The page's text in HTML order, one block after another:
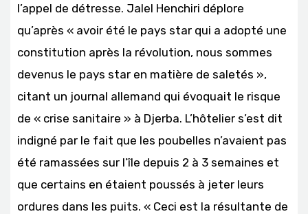
l’appel de détresse. Jalel Henchiri déplore
qu’après « avoir été le pays star qui a adopté une
constitution après la révolution, nous sommes
devenus le pays star en matière de saletés »,
citant un journal allemand qui évoquait le risque
de « crise sanitaire » à Djerba. L’hôtelier s’est dit
indigné par le fait que les poubelles n’avaient pas
été ramassées sur l’île depuis 2 à 3 semaines et
que certains en étaient poussés à jeter leurs
ordures dans les puits. « Ceci est la résultante de